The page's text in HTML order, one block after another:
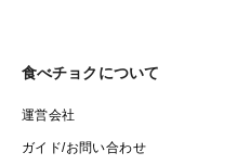
食べチョクについて
運営会社
ガイド/お問い合わせ